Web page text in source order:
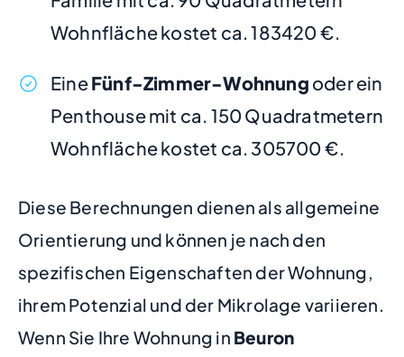
Wohnfläche kostet ca. 183420 €.
EineFünf-Zimmer-Wohnung oder ein
Penthouse mit ca. 150 Quadratmetern
Wohnfläche kostet ca. 305700 €.
Diese Berechnungen dienen als allgemeine
Orientierung und können je nach den
spezifischen Eigenschaften der Wohnung,
ihrem Potenzial und der Mikrolage variieren.
Wenn Sie Ihre Wohnung in Beuron